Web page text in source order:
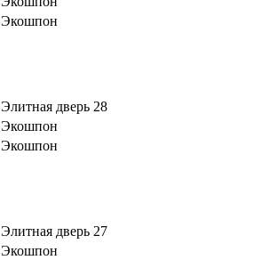
Экошпон
Элитная дверь 28
Экошпон
Экошпон
Элитная дверь 27
Экошпон